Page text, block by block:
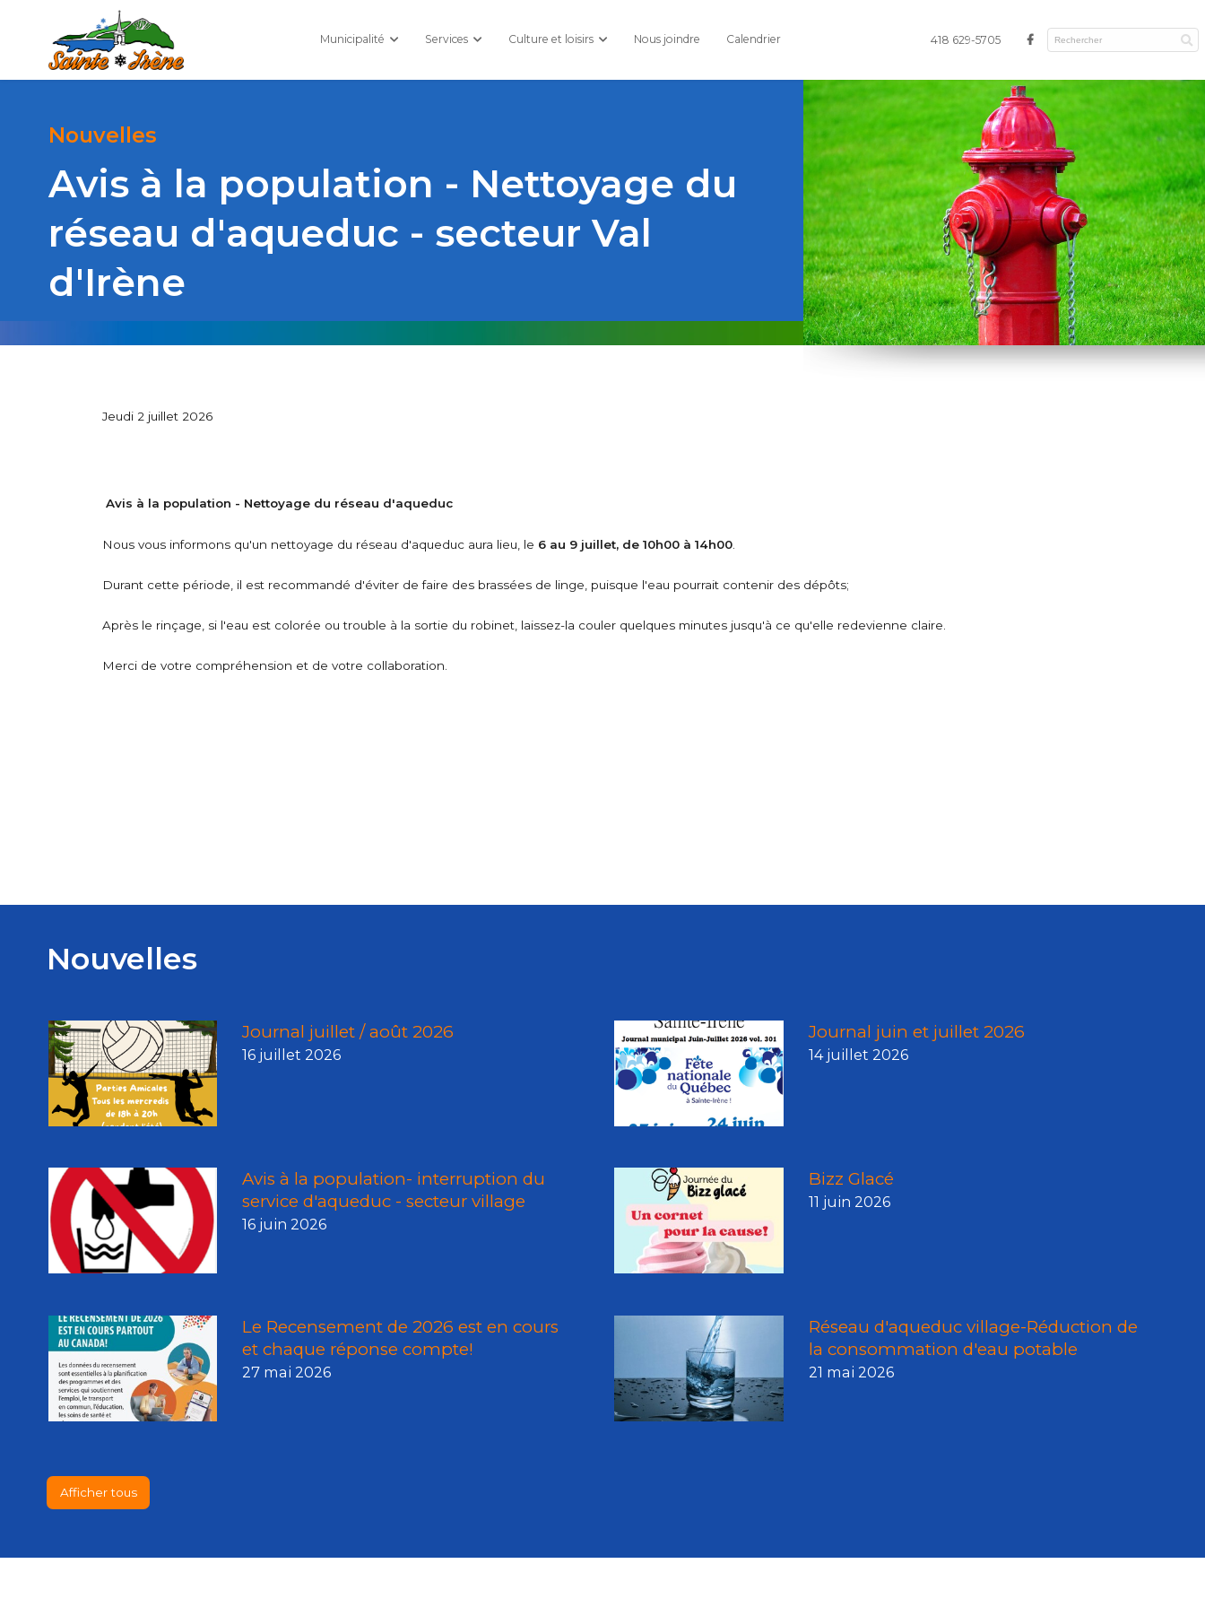
Municipalité Services Culture et loisirs Nous joindre Calendrier 418 629-5705
Nouvelles
Avis à la population - Nettoyage du
réseau d'aqueduc - secteur Val
d'Irène
Jeudi 2 juillet 2026
Avis à la population - Nettoyage du réseau d'aqueduc
Nous vous informons qu'un nettoyage du réseau d'aqueduc aura lieu, le 6 au 9 juillet, de 10h00 à 14h00
Durant cette période, il est recommandé d'éviter de faire des brassées de linge, puisque l'eau pourrait contenir des dépôts;
Après le rinçage, si l'eau est colorée ou trouble à la sortie du robinet, laissez-la couler quelques minutes jusqu'à ce qu'elle redevienne claire.
Merci de votre compréhension et de votre collaboration.
Nouvelles
Journal juillet / août 2026
16 juillet 2026
Journal juin et juillet 2026
14 juillet 2026
Avis à la population- interruption du
service d'aqueduc - secteur village
16 juin 2026
Bizz Glacé
11 juin 2026
Le Recensement de 2026 est en cours
et chaque réponse compte!
27 mai 2026
Réseau d'aqueduc village-Réduction de
la consommation d'eau potable
21 mai 2026
Afficher tous